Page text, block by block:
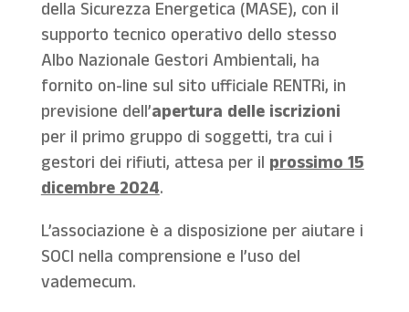
della Sicurezza Energetica (MASE), con il
supporto tecnico operativo dello stesso
Albo Nazionale Gestori Ambientali, ha
fornito on-line sul sito ufficiale RENTRi, in
previsione dell’apertura delle iscrizioni
per il primo gruppo di soggetti, tra cui i
gestori dei rifiuti, attesa per il prossimo 15
dicembre 2024.
L’associazione è a disposizione per aiutare i
SOCI nella comprensione e l’uso del
vademecum.